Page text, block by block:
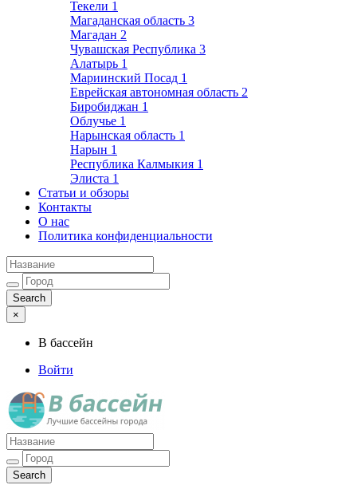
Текели 1
Магаданская область 3
Магадан 2
Чувашская Республика 3
Алатырь 1
Мариинский Посад 1
Еврейская автономная область 2
Биробиджан 1
Облучье 1
Нарынская область 1
Нарын 1
Республика Калмыкия 1
Элиста 1
Статьи и обзоры
Контакты
О нас
Политика конфиденциальности
×
В бассейн
Войти
Лучшие бассейны города